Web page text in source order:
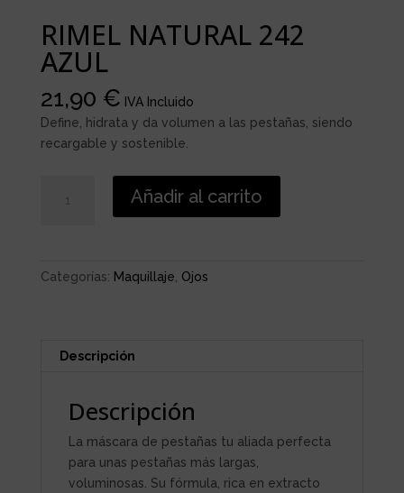
RIMEL NATURAL 242
AZUL
21,90 € IVA Incluido
Define, hidrata y da volumen a las pestañas, siendo
recargable y sostenible.
NATURAL
Añadir al carrito
Categorías: Maquillaje Ojos
Descripción
Descripción
La máscara de pestañas tu aliada perfecta
para unas pestañas más largas,
voluminosas. Su fórmula, rica en extracto